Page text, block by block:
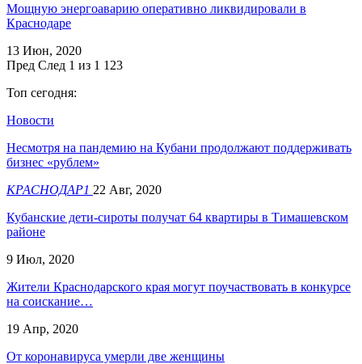
Мощную энергоаварию оперативно ликвидировали в
Краснодаре
13 Июн, 2020
Пред След 1 из 1 123
Топ сегодня:
Новости
Несмотря на пандемию на Кубани продолжают поддерживать
бизнес «рублем»
КРАСНОДАР1 22 Авг, 2020
Кубанские дети-сироты получат 64 квартиры в Тимашевском
районе
9 Июл, 2020
Жители Краснодарского края могут поучаствовать в конкурсе
на соискание…
19 Апр, 2020
От коронавируса умерли две женщины